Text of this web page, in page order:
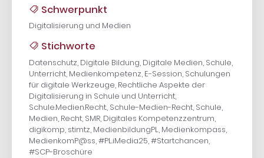
Schwerpunkt
Digitalisierung und Medien
Stichworte
Datenschutz, Digitale Bildung, Digitale Medien, Schule,
Unterricht, Medienkompetenz, E-Session, Schulungen
für digitale Werkzeuge, Rechtliche Aspekte der
Digitalisierung in Schule und Unterricht,
Schule.Medien.Recht., Schule-Medien-Recht, Schule,
Medien, Recht, SMR, Digitales Kompetenzzentrum,
digikomp, stimtz, MedienbildungPL, Medienkompass,
MedienkomP@ss, #PL.iMedia25, #Startchancen,
#SCP-Broschüre